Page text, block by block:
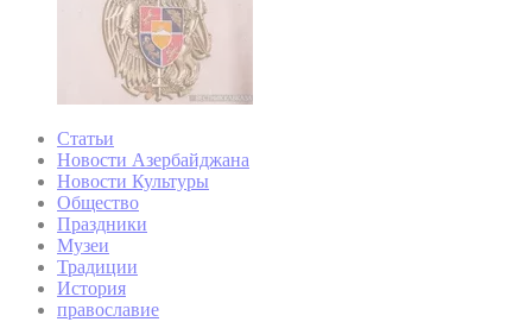
Статьи
Новости Азербайджана
Новости Культуры
Общество
Праздники
Музеи
Традиции
История
православие